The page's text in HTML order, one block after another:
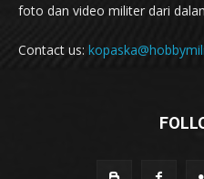
foto dan video militer dari
Contact us: